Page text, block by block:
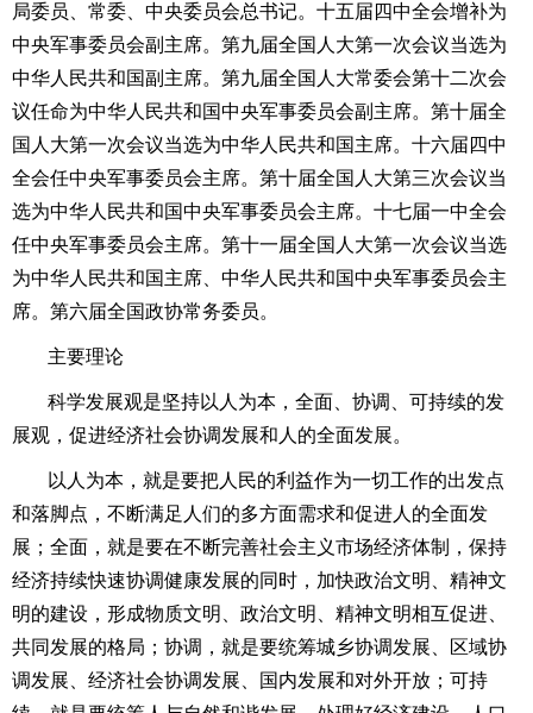
局委员、常委、中央委员会总书记。十五届四中全会增补为
中央军事委员会副主席。第九届全国人大第一次会议当选为
中华人民共和国副主席。第九届全国人大常委会第十二次会
议任命为中华人民共和国中央军事委员会副主席。第十届全
国人大第一次会议当选为中华人民共和国主席。十六届四中
全会任中央军事委员会主席。第十届全国人大第三次会议当
选为中华人民共和国中央军事委员会主席。十七届一中全会
任中央军事委员会主席。第十一届全国人大第一次会议当选
为中华人民共和国主席、中华人民共和国中央军事委员会主
席。第六届全国政协常务委员。
主要理论
科学发展观是坚持以人为本，全面、协调、可持续的发
展观，促进经济社会协调发展和人的全面发展。
以人为本，就是要把人民的利益作为一切工作的出发点
和落脚点，不断满足人们的多方面需求和促进人的全面发
展；全面，就是要在不断完善社会主义市场经济体制，保持
经济持续快速协调健康发展的同时，加快政治文明、精神文
明的建设，形成物质文明、政治文明、精神文明相互促进、
共同发展的格局；协调，就是要统筹城乡协调发展、区域协
调发展、经济社会协调发展、国内发展和对外开放；可持